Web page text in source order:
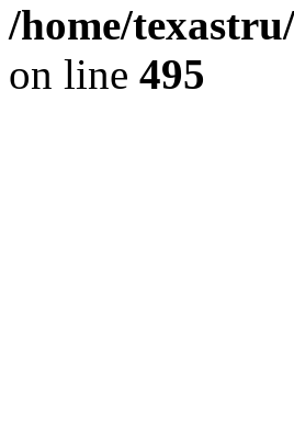
/home/
on line 495